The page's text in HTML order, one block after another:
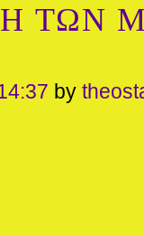
ΤΩΝ
by